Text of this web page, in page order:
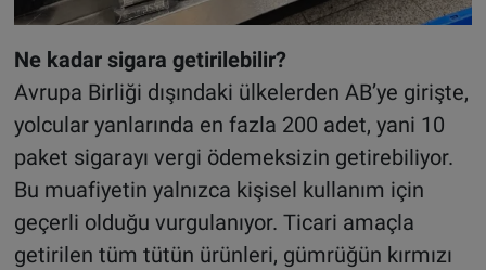
Ne kadar sigara getirilebilir?
Avrupa Birliği dışındaki ülkelerden AB’ye girişte,
yolcular yanlarında en fazla 200 adet, yani 10
paket sigarayı vergi ödemeksizin getirebiliyor.
Bu muafiyetin yalnızca kişisel kullanım için
geçerli olduğu vurgulanıyor. Ticari amaçla
getirilen tüm tütün ürünleri, gümrüğün kırmızı